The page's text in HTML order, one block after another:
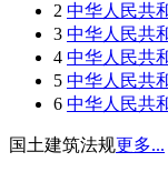
2 中华人民共
3 中华人民共
4 中华人民共
5 中华人民共
6 中华人民共
国土建筑法规更多...